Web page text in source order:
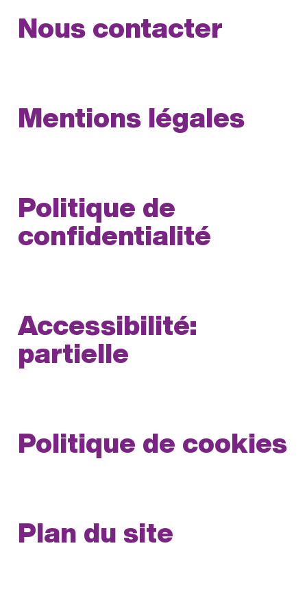
Nous contacter
Mentions légales
Politique de
confidentialité
Accessibilité:
partielle
Politique de cookies
Plan du site